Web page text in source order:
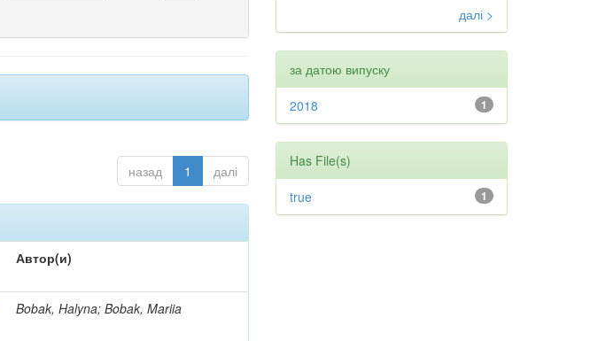
назад 1 далі
Автор(и)
Bobak, Halyna; Bobak, Mariia
далі >
за датою випуску
1
2018
Has File(s)
1
true